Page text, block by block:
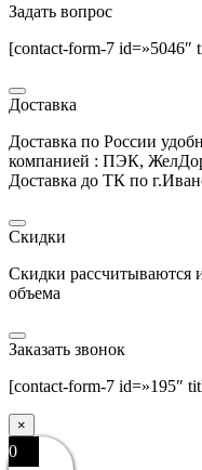
Задать вопрос
[contact-form-7 id=»5046″
Доставка
Доставка по России
компанией : ПЭК,
Доставка до ТК по
Скидки
Скидки рассчитываются
объема
Заказать звонок
[contact-form-7 id=»195″
×
0